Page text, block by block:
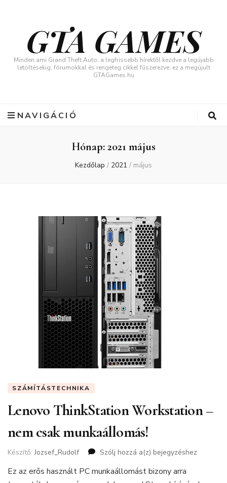
GTA GAMES
Minden ami Grand Theft Auto, a legfrissebb hírektől kezdve a legújabb
letöltésekig, fórumokkal és rengeteg cikkel fűszerezve, ez a megújult
GTAGames.hu
NAVIGÁCIÓ
Hónap:2021 május
Kezdőlap / 2021 / május
SZÁMÍTÁSTECHNIKA
Lenovo ThinkStation Workstation –
nem csak munkaállomás!
Készítő:Jozsef_Rudolf Szólj hozzá a(z) Lenovo
Workstation
bejegyzéshez
Ez az erős használt PC munkaállomást bizony arra